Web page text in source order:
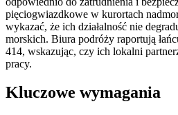
pięciogwiazdkowe w kurortach
wykazać, że ich działalność nie
morskich. Biura podróży raportują
414, wskazując, czy ich lokalni
pracy.
Kluczowe wymagania